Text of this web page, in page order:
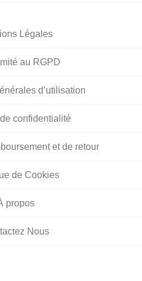
Légales
au RGPD
d’utilisation
confidentialité
et de retour
de Cookies
propos
Nous